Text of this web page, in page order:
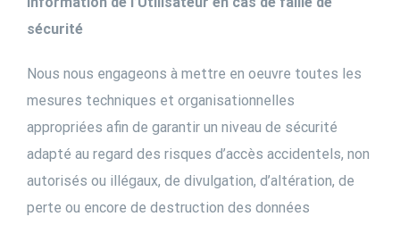
sécurité
Nous nous engageons à mettre en oeuvre toutes les
mesures techniques et organisationnelles
appropriées afin de garantir un niveau de sécurité
adapté au regard des risques d’accès accidentels, non
autorisés ou illégaux, de divulgation, d’altération, de
perte ou encore de destruction des données